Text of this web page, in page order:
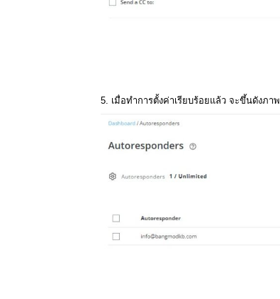
5. เมื่อทำการตั้งค่าเรียบร้อยแล้ว จะขึ้นดังภาพ